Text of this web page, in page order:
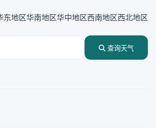
东地区华南地区华中地区西南地区西北地区
查询天气